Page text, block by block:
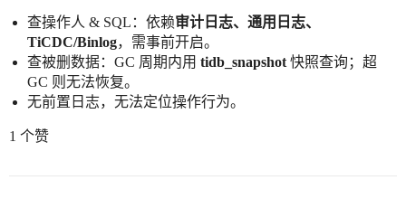
查操作人 & SQL：依赖审计日志、通用日志、
TiCDC/Binlog，需事前开启。
查被删数据：GC 周期内用 tidb_snapshot 快照查询；超
GC 则无法恢复。
无前置日志，无法定位操作行为。
1 个赞